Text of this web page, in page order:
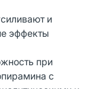
и
эффекты
при
с